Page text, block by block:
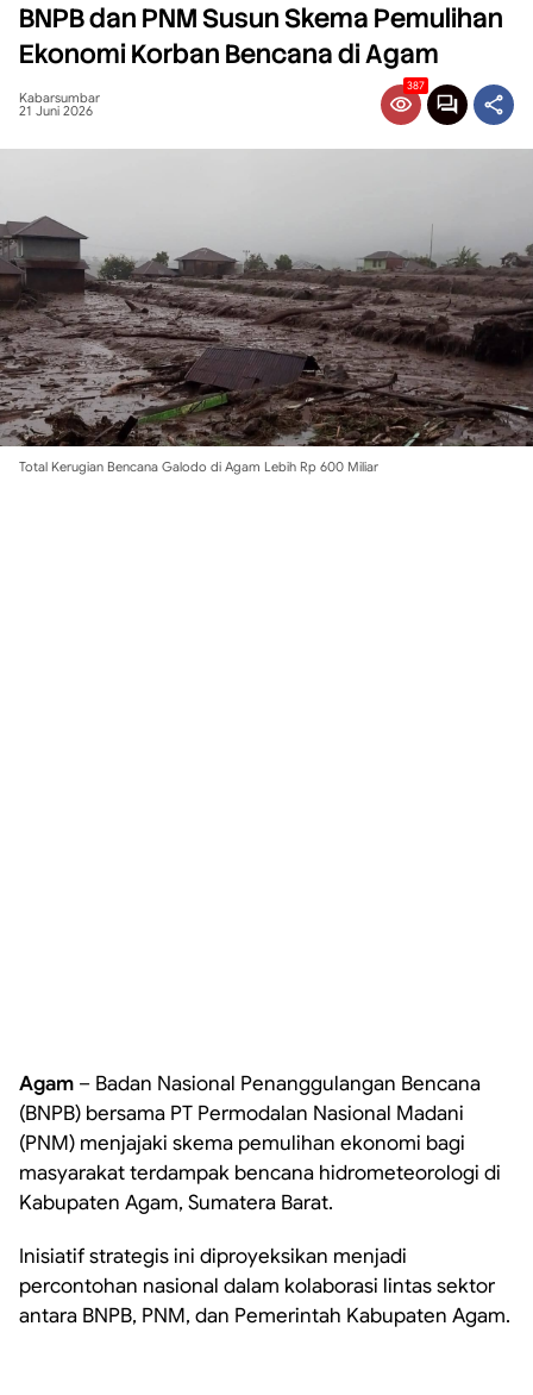
BNPB dan PNM Susun Skema Pemulihan
Ekonomi Korban Bencana di Agam
Kabarsumbar
21 Juni 2026
387
Total Kerugian Bencana Galodo di Agam Lebih Rp 600 Miliar
Agam – Badan Nasional Penanggulangan Bencana
(BNPB) bersama PT Permodalan Nasional Madani
(PNM) menjajaki skema pemulihan ekonomi bagi
masyarakat terdampak bencana hidrometeorologi di
Kabupaten Agam, Sumatera Barat.
Inisiatif strategis ini diproyeksikan menjadi
percontohan nasional dalam kolaborasi lintas sektor
antara BNPB, PNM, dan Pemerintah Kabupaten Agam.